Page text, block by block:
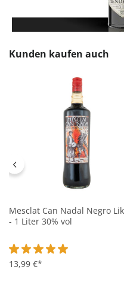
Produktgalerie überspringen
Kunden kaufen auch
Mesclat Can Nadal Negro
- 1 Liter 30% vol
Durchschnittliche
13,99 €*